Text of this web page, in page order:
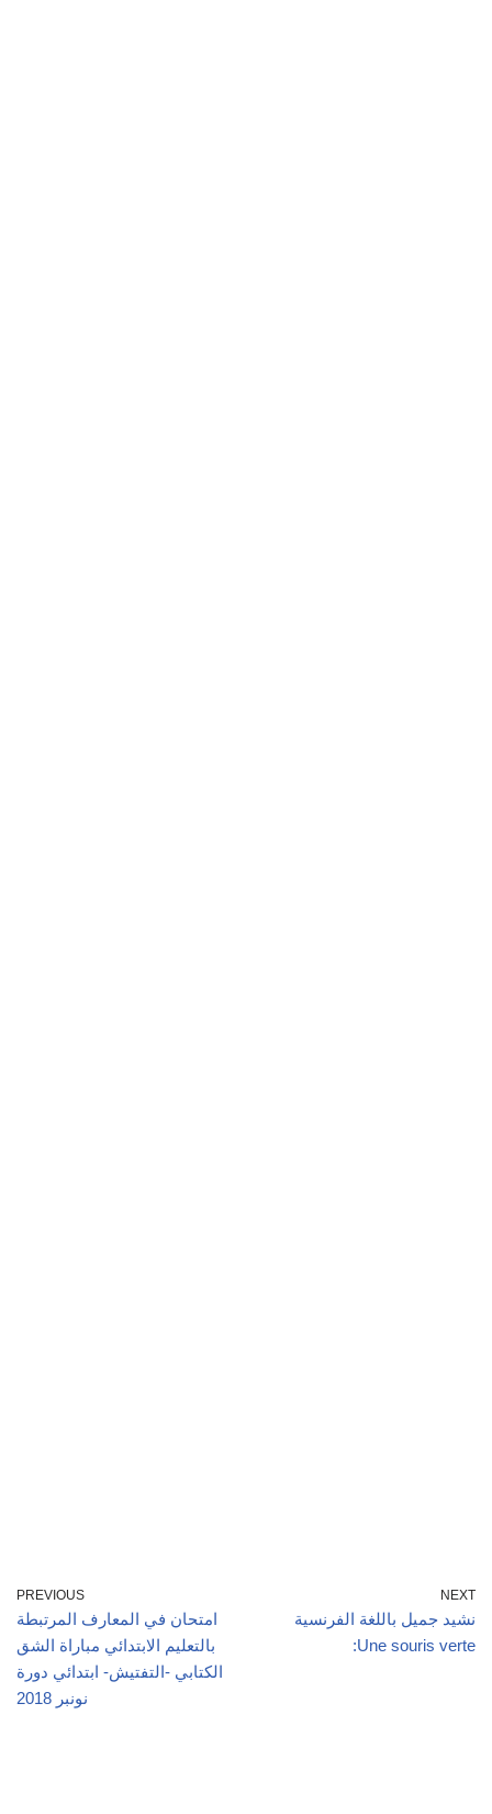
PREVIOUS
امتحان في المعارف المرتبطة
بالتعليم الابتدائي مباراة الشق
الكتابي -التفتيش- ابتدائي دورة
نونبر 2018
NEXT
نشيد جميل باللغة الفرنسية
:Une souris verte